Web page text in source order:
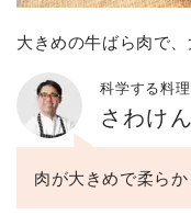
大きめの牛ばら肉で、
科学する料
さわけ
肉が大きめで柔ら